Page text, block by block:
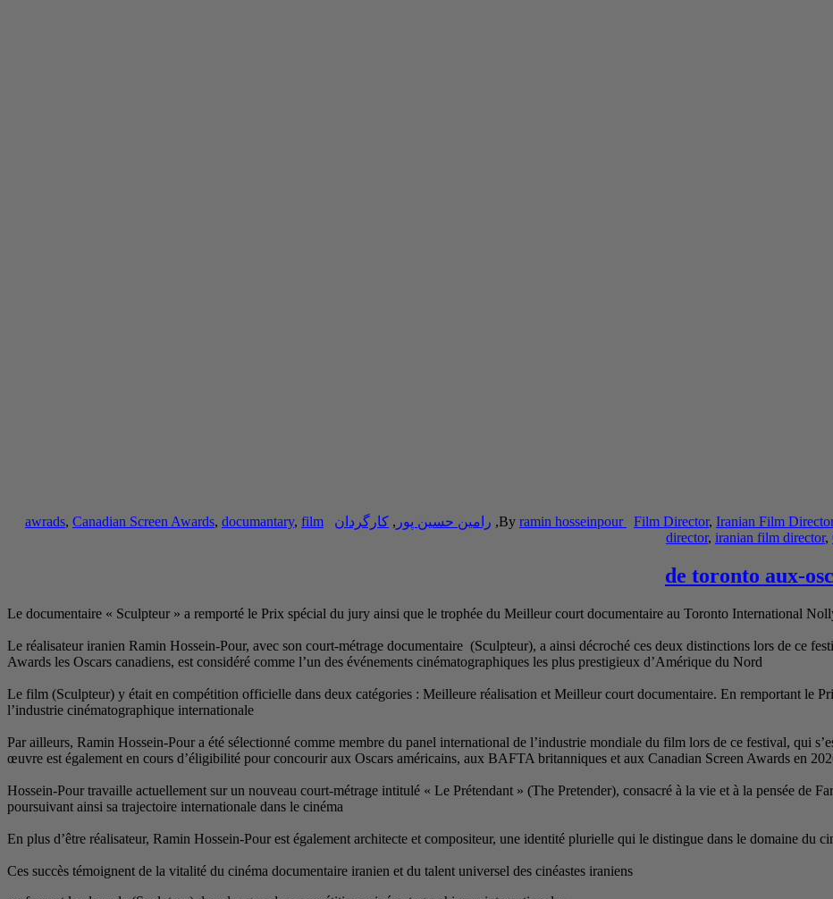
By ramin hosseinpour Film Director, Iranian Film Director
, رامین حسین پور , کارگردان awrads, Canadian Screen Awards, documantary, film
director, iranian film director,
de toronto aux-
Le documentaire « Sculpteur » a remporté le Prix spécial du jury ainsi que le trophée du Meilleur court documentaire au Toronto International
Le réalisateur iranien Ramin Hossein-Pour, avec son court-métrage documentaire (Sculpteur), a ainsi décroché ces deux distinctions lors de ce
Awards les Oscars canadiens, est considéré comme l’un des événements cinématographiques les plus prestigieux d’Amérique du Nord
Le film (Sculpteur) y était en compétition officielle dans deux catégories : Meilleure réalisation et Meilleur court documentaire. En remportant le
l’industrie cinématographique internationale
Par ailleurs, Ramin Hossein-Pour a été sélectionné comme membre du panel international de l’industrie mondiale du film lors de ce festival, qui
œuvre est également en cours d’éligibilité pour concourir aux Oscars américains, aux BAFTA britanniques et aux Canadian Screen Awards en
Hossein-Pour travaille actuellement sur un nouveau court-métrage intitulé « Le Prétendant » (The Pretender), consacré à la vie et à la pensée de
poursuivant ainsi sa trajectoire internationale dans le cinéma
En plus d’être réalisateur, Ramin Hossein-Pour est également architecte et compositeur, une identité plurielle qui le distingue dans le domaine du
Ces succès témoignent de la vitalité du cinéma documentaire iranien et du talent universel des cinéastes iraniens